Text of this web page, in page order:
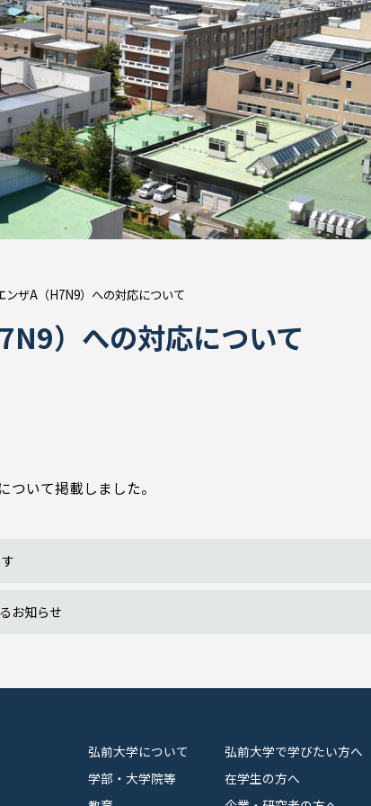
ンザA（H7N9）への対応について
）への対応について
について掲載しました。
お知らせ
弘前大学について
学部・大学院等
弘前大学で学びたい方へ
在学生の方へ